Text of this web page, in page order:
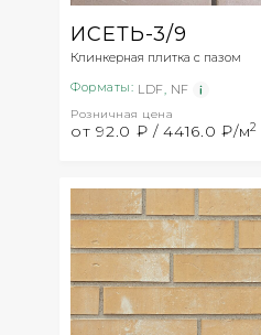
ИСЕТЬ-3/9
Клинкерная плитка с пазом
Форматы: LDF, NF
Розничная цена
от 92.0 ₽ / 4416.0 ₽/м2